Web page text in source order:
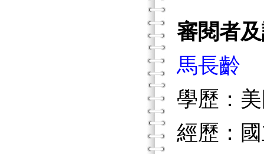
審閱者
馬長齡
學歷：
經歷：